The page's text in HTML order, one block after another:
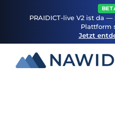
PRAIDICT-live V2 ist da
Plattform
Jetzt